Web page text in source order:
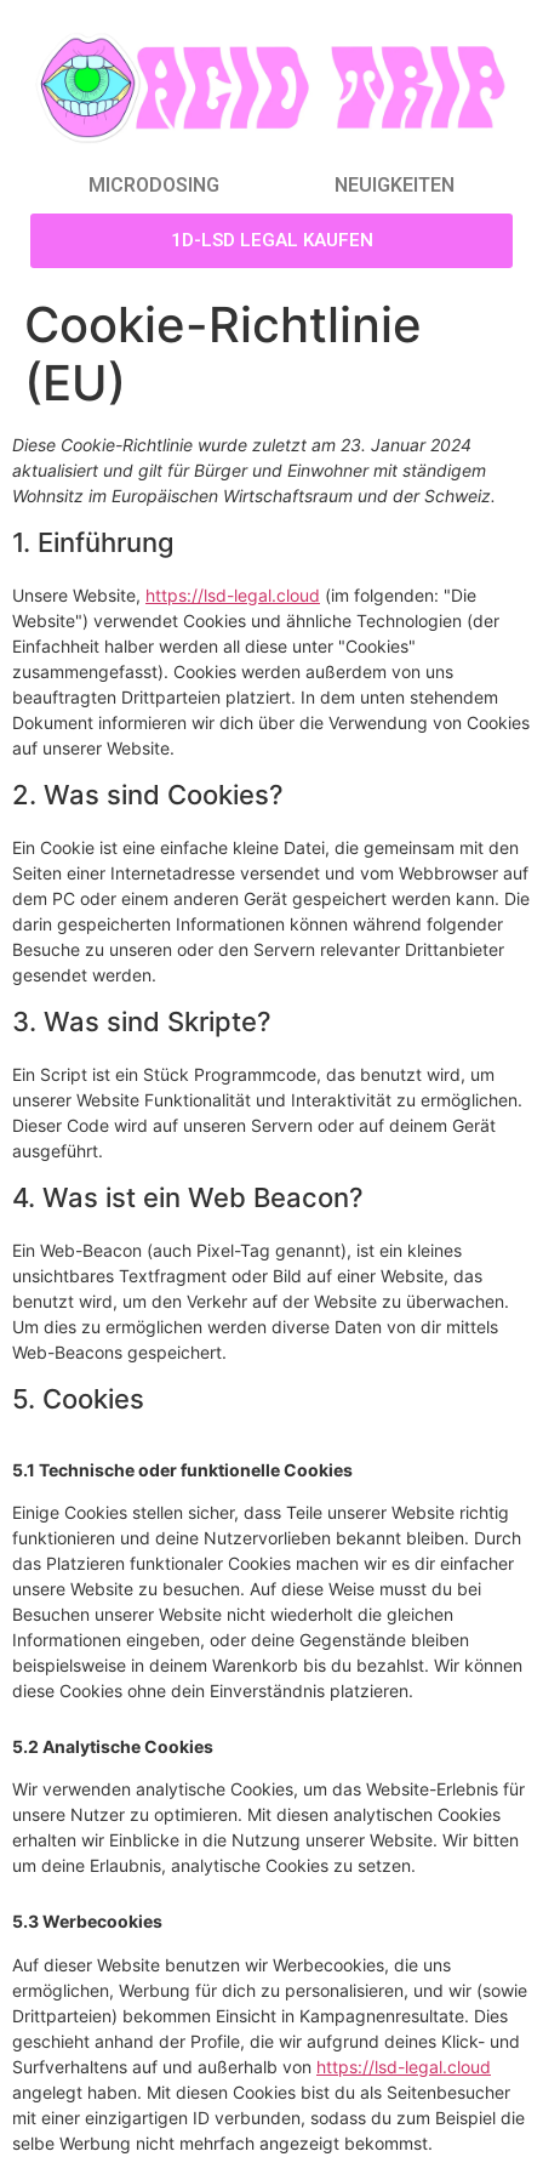
MICRODOSING NEUIGKEITEN
1D-LSD LEGAL KAUFEN
Cookie-Richtlinie
(EU)
Diese Cookie-Richtlinie wurde zuletzt am 23. Januar 2024
aktualisiert und gilt für Bürger und Einwohner mit ständigem
Wohnsitz im Europäischen Wirtschaftsraum und der Schweiz.
1. Einführung
Unsere Website, https://lsd-legal.cloud (im folgenden: "Die
Website") verwendet Cookies und ähnliche Technologien (der
Einfachheit halber werden all diese unter "Cookies"
zusammengefasst). Cookies werden außerdem von uns
beauftragten Drittparteien platziert. In dem unten stehendem
Dokument informieren wir dich über die Verwendung von Cookies
auf unserer Website.
2. Was sind Cookies?
Ein Cookie ist eine einfache kleine Datei, die gemeinsam mit den
Seiten einer Internetadresse versendet und vom Webbrowser auf
dem PC oder einem anderen Gerät gespeichert werden kann. Die
darin gespeicherten Informationen können während folgender
Besuche zu unseren oder den Servern relevanter Drittanbieter
gesendet werden.
3. Was sind Skripte?
Ein Script ist ein Stück Programmcode, das benutzt wird, um
unserer Website Funktionalität und Interaktivität zu ermöglichen.
Dieser Code wird auf unseren Servern oder auf deinem Gerät
ausgeführt.
4. Was ist ein Web Beacon?
Ein Web-Beacon (auch Pixel-Tag genannt), ist ein kleines
unsichtbares Textfragment oder Bild auf einer Website, das
benutzt wird, um den Verkehr auf der Website zu überwachen.
Um dies zu ermöglichen werden diverse Daten von dir mittels
Web-Beacons gespeichert.
5. Cookies
5.1 Technische oder funktionelle Cookies
Einige Cookies stellen sicher, dass Teile unserer Website richtig
funktionieren und deine Nutzervorlieben bekannt bleiben. Durch
das Platzieren funktionaler Cookies machen wir es dir einfacher
unsere Website zu besuchen. Auf diese Weise musst du bei
Besuchen unserer Website nicht wiederholt die gleichen
Informationen eingeben, oder deine Gegenstände bleiben
beispielsweise in deinem Warenkorb bis du bezahlst. Wir können
diese Cookies ohne dein Einverständnis platzieren.
5.2 Analytische Cookies
Wir verwenden analytische Cookies, um das Website-Erlebnis für
unsere Nutzer zu optimieren. Mit diesen analytischen Cookies
erhalten wir Einblicke in die Nutzung unserer Website. Wir bitten
um deine Erlaubnis, analytische Cookies zu setzen.
5.3 Werbecookies
Auf dieser Website benutzen wir Werbecookies, die uns
ermöglichen, Werbung für dich zu personalisieren, und wir (sowie
Drittparteien) bekommen Einsicht in Kampagnenresultate. Dies
geschieht anhand der Profile, die wir aufgrund deines Klick- und
Surfverhaltens auf und außerhalb von https://lsd-legal.cloud
angelegt haben. Mit diesen Cookies bist du als Seitenbesucher
mit einer einzigartigen ID verbunden, sodass du zum Beispiel die
selbe Werbung nicht mehrfach angezeigt bekommst.